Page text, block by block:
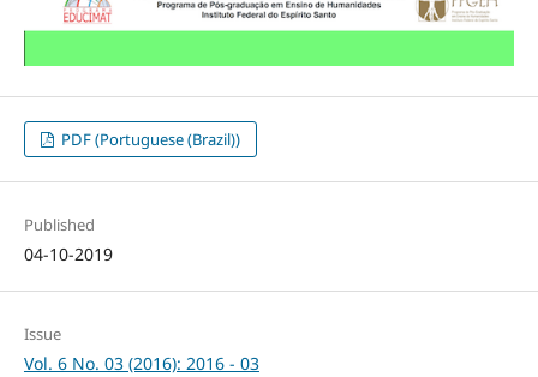
PDF (Portuguese (Brazil))
Published
04-10-2019
Issue
Vol. 6 No. 03 (2016): 2016 - 03